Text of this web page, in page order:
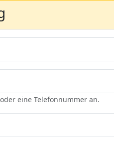
eine Telefonnummer an.